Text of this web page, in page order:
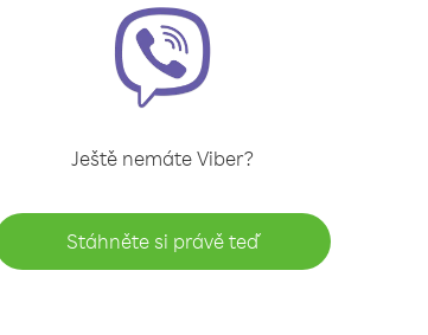
Ještě nemáte Viber?
Stáhněte si právě teď